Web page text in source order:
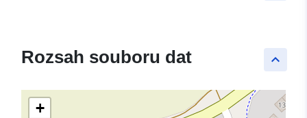
keyboard_arrow_up
Rozsah souboru dat
+